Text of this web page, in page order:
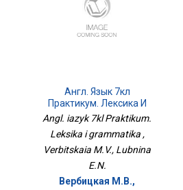
Англ. Язык 7кл
Практикум. Лексика И
Грамматика
Angl. iazyk 7kl Praktikum.
Leksika i grammatika ,
Verbitskaia M.V., Lubnina
E.N.
Вербицкая М.В.,